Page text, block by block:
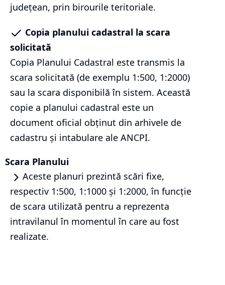
județean, prin birourile teritoriale.
Copia planului cadastral la scara
solicitată
Copia Planului Cadastral este transmis la
scara solicitată (de exemplu 1:500, 1:2000)
sau la scara disponibilă în sistem. Această
copie a planului cadastral este un
document oficial obținut din arhivele de
cadastru și intabulare ale ANCPI.
Scara Planului
Aceste planuri prezintă scări fixe,
respectiv 1:500, 1:1000 și 1:2000, în funcție
de scara utilizată pentru a reprezenta
intravilanul în momentul în care au fost
realizate.